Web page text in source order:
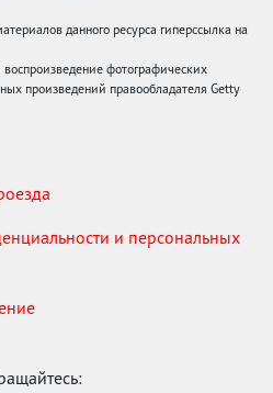
данного ресурса гиперссылка на
фотографических
произведений правообладателя Getty
и персональных